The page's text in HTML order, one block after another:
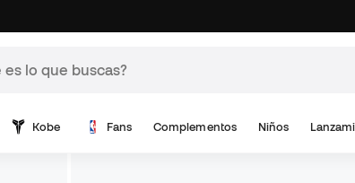
Kobe Fans Complementos Niños